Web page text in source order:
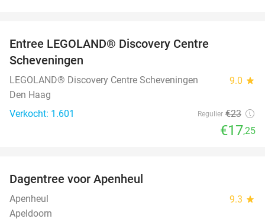
Entree LEGOLAND® Discovery Centre
Scheveningen
LEGOLAND® Discovery Centre Scheveningen 9.0 star
Den Haag
Verkocht: 1.601
Regulier €23
€17,25
Dagentree voor Apenheul
Apenheul 9.3 star
Apeldoorn